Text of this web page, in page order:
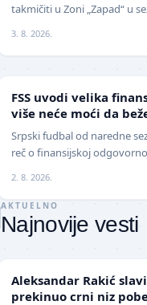
takmičiti u Zoni „Zapad“ u
3. 8. 2026.
FSS uvodi velika
više neće moći da
Srpski fudbal od naredne
reč o finansijskoj
2. 8. 2026.
AKTUELNO
Najnovije vesti
Aleksandar Rakić
prekinuo crni niz